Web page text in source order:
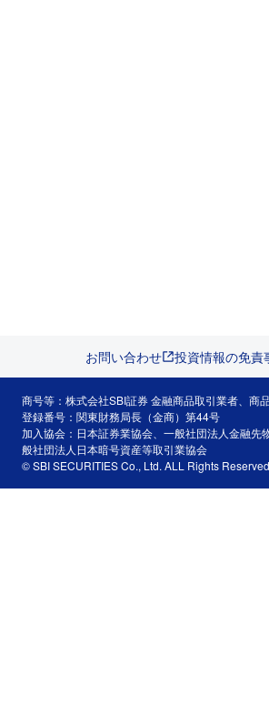
お問い合わせ 投資情報の免責
商号等：株式会社SBI証券 金融商品取引業者、商
登録番号：関東財務局長（金商）第44号
加入協会：日本証券業協会、一般社団法人金融
般社団法人日本暗号資産等取引業協会
© SBI SECURITIES Co., Ltd. ALL Rights